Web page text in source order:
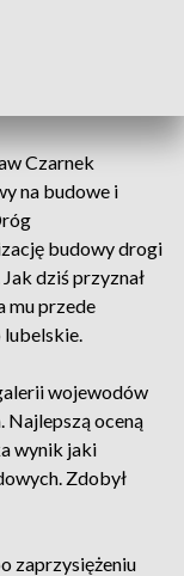
Czarnek
na budowe i
budowy drogi
dziś przyznał
mu przede
wojewodów
oceną
wynik jaki
Zdobył
zaprzysiężeniu